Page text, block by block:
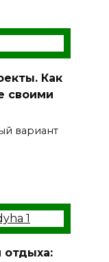
Как
своими
вариант
отдыха: